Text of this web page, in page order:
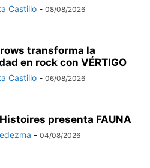
Castillo - 08/08/2026
transforma la
en rock con VÉRTIGO
Castillo - 06/08/2026
presenta FAUNA
- 04/08/2026